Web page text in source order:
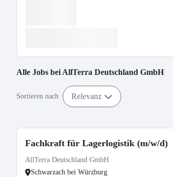
Alle Jobs bei AllTerra Deutschland GmbH
Sortieren nach Relevanz
Fachkraft für Lagerlogistik (m/w/d)
AllTerra Deutschland GmbH
Schwarzach bei Würzburg